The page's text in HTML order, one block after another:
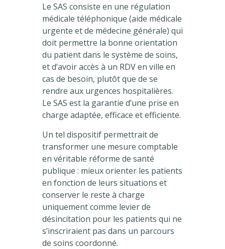
Le SAS consiste en une régulation
médicale téléphonique (aide médicale
urgente et de médecine générale) qui
doit permettre la bonne orientation
du patient dans le système de soins,
et d’avoir accès à un RDV en ville en
cas de besoin, plutôt que de se
rendre aux urgences hospitalières.
Le SAS est la garantie d’une prise en
charge adaptée, efficace et efficiente.
Un tel dispositif permettrait de
transformer une mesure comptable
en véritable réforme de santé
publique : mieux orienter les patients
en fonction de leurs situations et
conserver le reste à charge
uniquement comme levier de
désincitation pour les patients qui ne
s’inscriraient pas dans un parcours
de soins coordonné.